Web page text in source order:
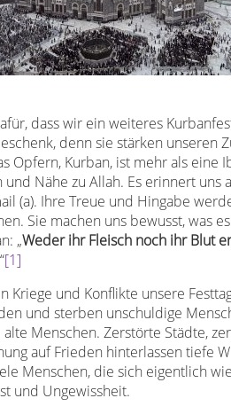
dass wir ein weiteres
denn sie stärken unseren
Opfern, Kurban, ist mehr als eine
und Nähe zu Allah. Es erinnert uns
(a). Ihre Treue und Hingabe
Sie machen uns bewusst, was
„Weder ihr Fleisch noch ihr Blut
“[1]
Kriege und Konflikte unsere
und sterben unschuldige
Menschen. Zerstörte Städte,
auf Frieden hinterlassen tiefe
Menschen, die sich eigentlich
und Ungewissheit.